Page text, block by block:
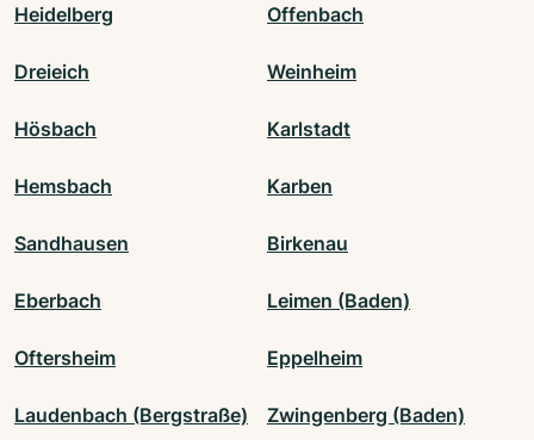
Heidelberg Offenbach
Dreieich Weinheim
Hösbach Karlstadt
Hemsbach Karben
Sandhausen Birkenau
Eberbach Leimen (Baden)
Oftersheim Eppelheim
Laudenbach (Bergstraße) Zwingenberg (Baden)